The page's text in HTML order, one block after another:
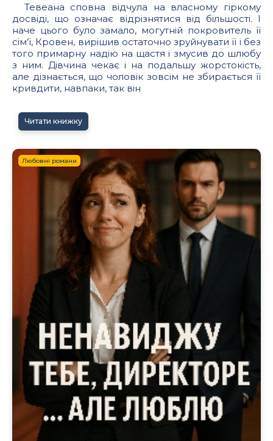
Тевеана сповна відчула на власному гіркому
досвіді, що означає відрізнятися від більшості. І
наче цього було замало, могутній покровитель її
сім’ї, Кровен, вирішив остаточно зруйнувати її і без
того примарну надію на щастя і змусив до шлюбу
з ним. Дівчина чекає і на подальшу жорстокість,
але дізнається, що чоловік зовсім не збирається її
кривдити, навпаки, так він
Читати книжку
Любовні романи